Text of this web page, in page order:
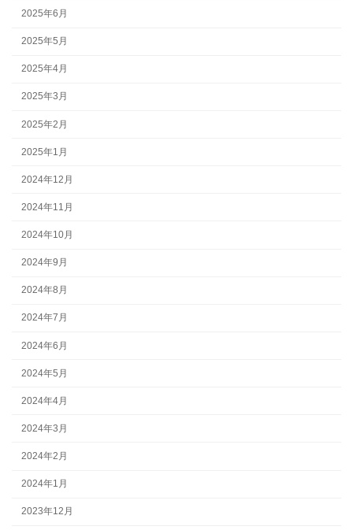
2025年6月
2025年5月
2025年4月
2025年3月
2025年2月
2025年1月
2024年12月
2024年11月
2024年10月
2024年9月
2024年8月
2024年7月
2024年6月
2024年5月
2024年4月
2024年3月
2024年2月
2024年1月
2023年12月